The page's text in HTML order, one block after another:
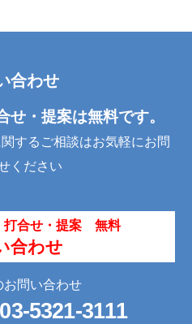
合わせ
せ・提案は無料です。
するご相談はお気軽にお問
ください
打合せ・提案 無料
合わせ
お問い合わせ
03-5321-3111